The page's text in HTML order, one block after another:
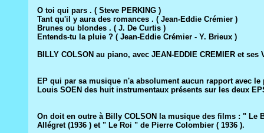
O toi qui pars . ( Steve PERKING )
Tant qu'il y aura des romances . ( Jean-Eddie Crémier )
Brunes ou blondes . ( J. De Curtis )
Entends-tu la pluie ? ( Jean-Eddie Crémier - Y. Brieux )
BILLY COLSON au piano, avec JEAN-EDDIE CREMIER et
EP qui par sa musique n'a absolument aucun rapport avec
Louis SOEN des huit instrumentaux présents sur les deux
On doit en outre à Billy COLSON la musique des films : " Le
Allégret (1936 ) et " Le Roi " de Pierre Colombier ( 1936 ).